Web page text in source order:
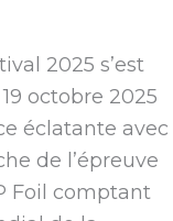
2025 s’est
octobre 2025
éclatante avec
de l’épreuve
Foil comptant